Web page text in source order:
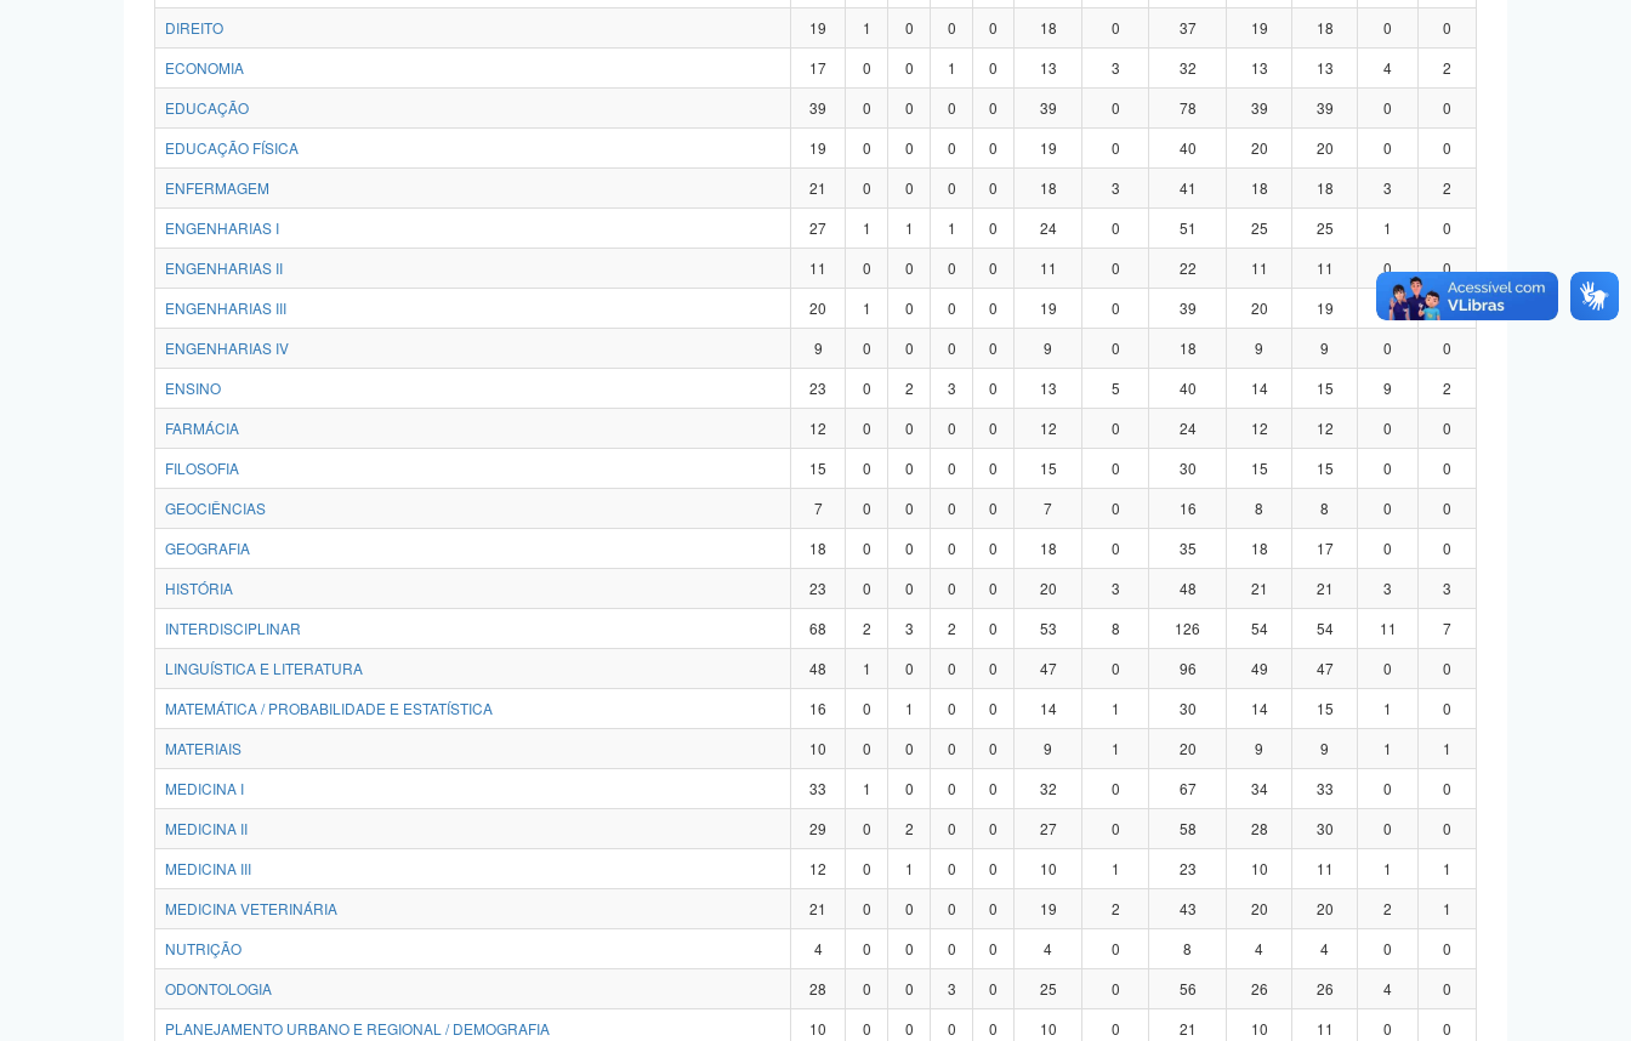
DIREITO
19 1 0 0 0 18 0 37 19 18 0
0
ECONOMIA
17 0 0 1 0 13 3 32 13 13 4
2
EDUCAÇÃO
39 0 0 0 0 39 0 78 39 39 0
0
EDUCAÇÃO FÍSICA
19 0 0 0 0 19 0 40 20 20 0
0
ENFERMAGEM
21 0 0 0 0 18 3 41 18 18 3
2
ENGENHARIAS I
27 1 1 1 0 24 0 51 25 25 1
0
ENGENHARIAS II
11 0 0 0 0 11 0 22 11 11 0
0
ENGENHARIAS III
20 1 0 0 0 19 0 39 20 19 0
0
ENGENHARIAS IV
9 0 0 0 0 9 0 18 9 9 0
0
ENSINO
23 0 2 3 0 13 5 40 14 15 9
2
FARMÁCIA
12 0 0 0 0 12 0 24 12 12 0
0
FILOSOFIA
15 0 0 0 0 15 0 30 15 15 0
0
GEOCIÊNCIAS
7 0 0 0 0 7 0 16 8 8 0
0
GEOGRAFIA
18 0 0 0 0 18 0 35 18 17 0
0
HISTÓRIA
23 0 0 0 0 20 3 48 21 21 3
3
INTERDISCIPLINAR
68 2 3 2 0 53 8 126 54 54 11
7
LINGUÍSTICA E LITERATURA
48 1 0 0 0 47 0 96 49 47 0
0
MATEMÁTICA / PROBABILIDADE E ESTATÍSTICA
16 0 1 0 0 14 1 30 14 15 1
0
MATERIAIS
10 0 0 0 0 9 1 20 9 9 1
1
MEDICINA I
33 1 0 0 0 32 0 67 34 33 0
0
MEDICINA II
29 0 2 0 0 27 0 58 28 30 0
0
MEDICINA III
12 0 1 0 0 10 1 23 10 11 1
1
MEDICINA VETERINÁRIA
21 0 0 0 0 19 2 43 20 20 2
1
NUTRIÇÃO
4 0 0 0 0 4 0 8 4 4 0
0
ODONTOLOGIA
28 0 0 3 0 25 0 56 26 26 4
0
PLANEJAMENTO URBANO E REGIONAL / DEMOGRAFIA
10 0 0 0 0 10 0 21 10 11 0
0